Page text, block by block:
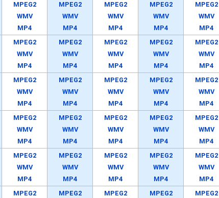
MPEG2
WMV
MP4
MPEG2
WMV
MP4
MPEG2
WMV
MP4
MPEG2
WMV
MP4
MPEG2
WMV
MP4
MPEG2
WMV
MP4
MPEG2
WMV
MP4
MPEG2
WMV
MP4
MPEG2
WMV
MP4
MPEG2
WMV
MP4
MPEG2
WMV
MP4
MPEG2
WMV
MP4
MPEG2
WMV
MP4
MPEG2
WMV
MP4
MPEG2
WMV
MP4
MPEG2
WMV
MP4
MPEG2
WMV
MP4
MPEG2
WMV
MP4
MPEG2
WMV
MP4
MPEG2
WMV
MP4
MPEG2
WMV
MP4
MPEG2
WMV
MP4
MPEG2
WMV
MP4
MPEG2
WMV
MP4
MPEG2
WMV
MP4
MPEG2
MPEG2
MPEG2
MPEG2
MPEG2